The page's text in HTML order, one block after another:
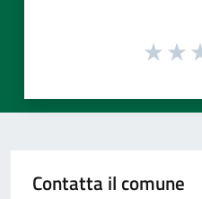
Contatta il comune